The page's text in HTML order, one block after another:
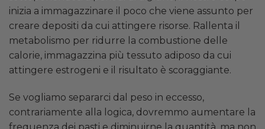
inizia a immagazzinare il poco che viene assunto per
creare depositi da cui attingere risorse. Rallenta il
metabolismo per ridurre la combustione delle
calorie, immagazzina più tessuto adiposo da cui
attingere estrogeni e il risultato è scoraggiante.
Se vogliamo separarci dal peso in eccesso,
contrariamente alla logica, dovremmo aumentare la
frequenza dei pasti e diminuirne la quantità, ma non